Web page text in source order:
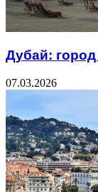
Дубай:
07.03.2026